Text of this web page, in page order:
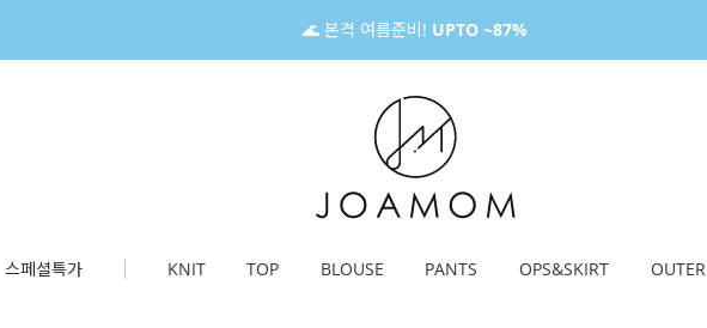
🌊 본격 여름준비! UPTO ~87%
스페셜특가 KNIT TOP BLOUSE PANTS OPS&SKIRT OUTER